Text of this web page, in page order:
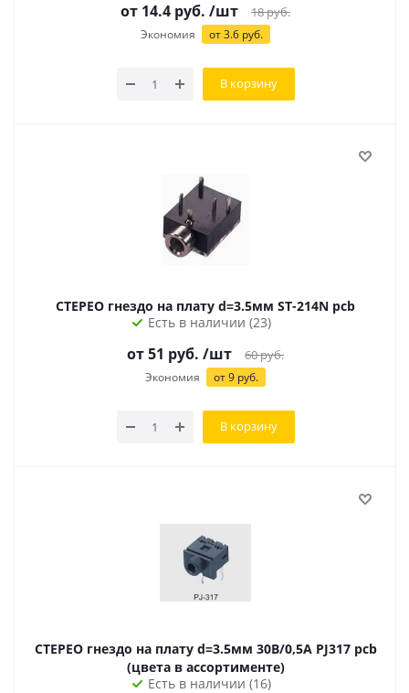
от 14.4 руб. /шт 18руб.
Экономия от 3.6 руб.
В корзину
СТЕРЕО гнездо на плату d=3.5мм ST-214N pcb
Есть в наличии (23)
от51 руб. /шт 60руб.
Экономия от9 руб.
В корзину
СТЕРЕО гнездо на плату d=3.5мм 30В/0,5А PJ317 pcb
(цвета в ассортименте)
Есть в наличии (16)